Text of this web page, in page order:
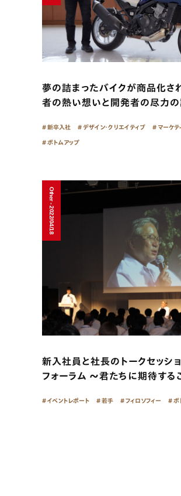
夢の詰まったバイクが商品化
者の熱い想いと開発者の尽力
新卒入社 デザイン・クリエイティブ マーケテ
ボトムアップ
Other - 2022/04/18
新入社員と社長のトークセッ
フォーラム 〜君たちに期待する
イベントレポート 若手 フィロソフィー ボ